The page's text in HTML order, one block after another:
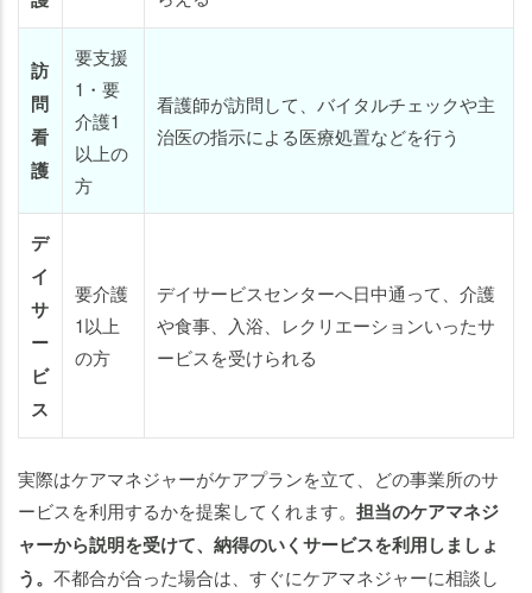
訪
問
看
護
要支援
1・要
介護1
以上の
方
看護師が訪問して、バイタルチェックや主
治医の指示による医療処置などを行う
デ
イ
サ
ー
ビ
ス
要介護
1以上
の方
デイサービスセンターへ日中通って、介護
や食事、入浴、レクリエーションいったサ
ービスを受けられる
実際はケアマネジャーがケアプランを立て、どの事業所のサ
ービスを利用するかを提案してくれます。 担当のケアマネジ
ャーから説明を受けて、納得のいくサービスを利用しましょ
う。 不都合が合った場合は、すぐにケアマネジャーに相談し